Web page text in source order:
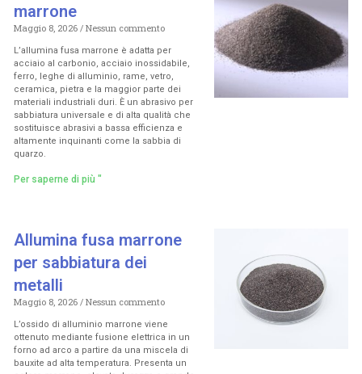
marrone
Maggio 8, 2026 Nessun commento
L’allumina fusa marrone è adatta per
acciaio al carbonio, acciaio inossidabile,
ferro, leghe di alluminio, rame, vetro,
ceramica, pietra e la maggior parte dei
materiali industriali duri. È un abrasivo per
sabbiatura universale e di alta qualità che
sostituisce abrasivi a bassa efficienza e
altamente inquinanti come la sabbia di
quarzo.
Per saperne di più "
Allumina fusa marrone
per sabbiatura dei
metalli
Maggio 8, 2026 Nessun commento
L’ossido di alluminio marrone viene
ottenuto mediante fusione elettrica in un
forno ad arco a partire da una miscela di
bauxite ad alta temperatura. Presenta un